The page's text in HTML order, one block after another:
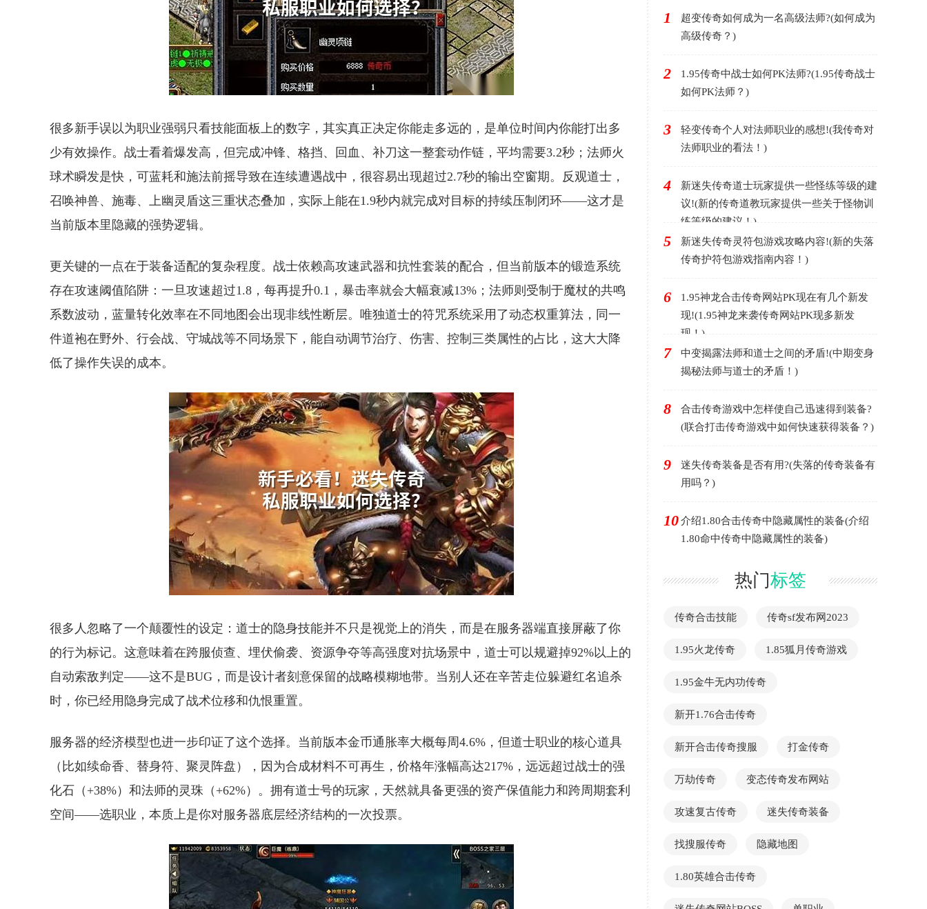
很多新手误以为职业强弱只看技能面板上的数字，其实真正决定你能走多远的，是单位时间内你能打出多
少有效操作。战士看着爆发高，但完成冲锋、格挡、回血、补刀这一整套动作链，平均需要3.2秒；法师火
球术瞬发是快，可蓝耗和施法前摇导致在连续遭遇战中，很容易出现超过2.7秒的输出空窗期。反观道士，
召唤神兽、施毒、上幽灵盾这三重状态叠加，实际上能在1.9秒内就完成对目标的持续压制闭环——这才是
当前版本里隐藏的强势逻辑。
更关键的一点在于装备适配的复杂程度。战士依赖高攻速武器和抗性套装的配合，但当前版本的锻造系统
存在攻速阈值陷阱：一旦攻速超过1.8，每再提升0.1，暴击率就会大幅衰减13%；法师则受制于魔杖的共鸣
系数波动，蓝量转化效率在不同地图会出现非线性断层。唯独道士的符咒系统采用了动态权重算法，同一
件道袍在野外、行会战、守城战等不同场景下，能自动调节治疗、伤害、控制三类属性的占比，这大大降
低了操作失误的成本。
很多人忽略了一个颠覆性的设定：道士的隐身技能并不只是视觉上的消失，而是在服务器端直接屏蔽了你
的行为标记。这意味着在跨服侦查、埋伏偷袭、资源争夺等高强度对抗场景中，道士可以规避掉92%以上的
自动索敌判定——这不是BUG，而是设计者刻意保留的战略模糊地带。当别人还在辛苦走位躲避红名追杀
时，你已经用隐身完成了战术位移和仇恨重置。
服务器的经济模型也进一步印证了这个选择。当前版本金币通胀率大概每周4.6%，但道士职业的核心道具
（比如续命香、替身符、聚灵阵盘），因为合成材料不可再生，价格年涨幅高达217%，远远超过战士的强
化石（+38%）和法师的灵珠（+62%）。拥有道士号的玩家，天然就具备更强的资产保值能力和跨周期套利
空间——选职业，本质上是你对服务器底层经济结构的一次投票。
1
超变传奇如何成为一名高级法师?(如何成为
高级传奇？)
2
1.95传奇中战士如何PK法师?(1.95传奇战士
如何PK法师？)
3
轻变传奇个人对法师职业的感想!(我传奇对
法师职业的看法！)
4
新迷失传奇道士玩家提供一些怪练等级的建
议!(新的传奇道教玩家提供一些关于怪物训
练等级的建议！)
5
新迷失传奇灵符包游戏攻略内容!(新的失落
传奇护符包游戏指南内容！)
6
1.95神龙合击传奇网站PK现在有几个新发
现!(1.95神龙来袭传奇网站PK现多新发
现！)
7
中变揭露法师和道士之间的矛盾!(中期变身
揭秘法师与道士的矛盾！)
8
合击传奇游戏中怎样使自己迅速得到装备?
(联合打击传奇游戏中如何快速获得装备？)
9
迷失传奇装备是否有用?(失落的传奇装备有
用吗？)
10介绍1.80合击传奇中隐藏属性的装备(介绍
1.80命中传奇中隐藏属性的装备)
热门标签
传奇合击技能 传奇sf发布网2023
1.95火龙传奇 1.85狐月传奇游戏
1.95金牛无内功传奇
新开1.76合击传奇
新开合击传奇搜服 打金传奇
万劫传奇 变态传奇发布网站
攻速复古传奇 迷失传奇装备
找搜服传奇 隐藏地图
1.80英雄合击传奇